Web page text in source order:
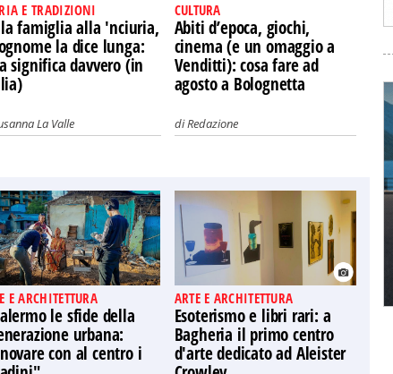
E TRADIZIONI
famiglia alla 'nciuria,
la dice lunga:
significa davvero (in
La Valle
CULTURA
Abiti d’epoca, giochi,
cinema (e un omaggio a
Venditti): cosa fare ad
agosto a Bolognetta
diRedazione
E ARCHITETTURA
le sfide della
urbana:
con al centro i
ARTE E ARCHITETTURA
Esoterismo e libri rari: a
Bagheria il primo centro
d'arte dedicato ad Aleister